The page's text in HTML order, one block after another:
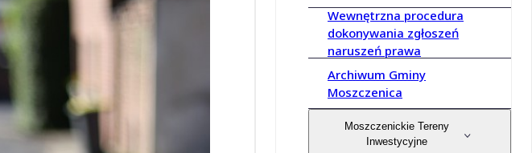
Wewnętrzna procedura
dokonywania zgłoszeń
naruszeń prawa
Archiwum Gminy
Moszczenica
Moszczenickie Tereny
Inwestycyjne